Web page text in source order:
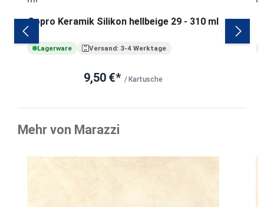
Sopro Keramik Silikon hellbeige 29 - 310 ml
Lagerware Versand: 3-4 Werktage
9,50 €* / Kartusche
Mehr von Marazzi